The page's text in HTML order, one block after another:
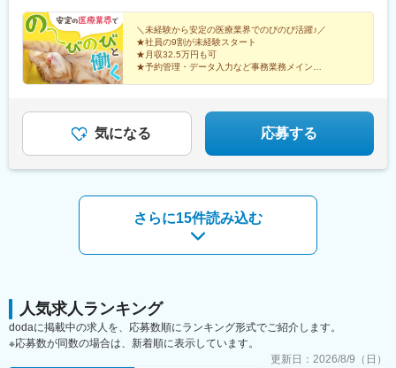
白石区事業所西区事業所
札幌駅、西日暮里駅、鬼子母神前駅、栄町駅(千葉県)、国府台駅
＼未経験から安定の医療業界でのびのび活躍♪／
★社員の9割が未経験スタート
★月収32.5万円も可
★予約管理・データ入力など事務業務メイン
気になる 応募する
さらに15件読み込む
人気求人ランキング
dodaに掲載中の求人を、応募数順にランキング形式でご紹介します。
※応募数が同数の場合は、新着順に表示しています。
更新日： 2026/8/9（日）